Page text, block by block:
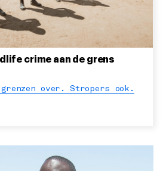
crime aan de grens
grenzen over. Stropers ook.